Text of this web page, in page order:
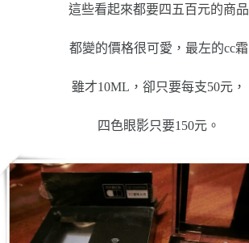
這些看起來都要四五百元的商品
都變的價格很可愛，最左的cc霜
雖才10ML，卻只要每支50元，
四色眼影只要150元。